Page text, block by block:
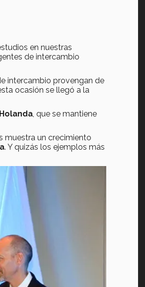
en nuestras
de intercambio
intercambio provengan de
ocasión se llegó a la
Holanda, que se mantiene
muestra un crecimiento
. Y quizás los ejemplos más